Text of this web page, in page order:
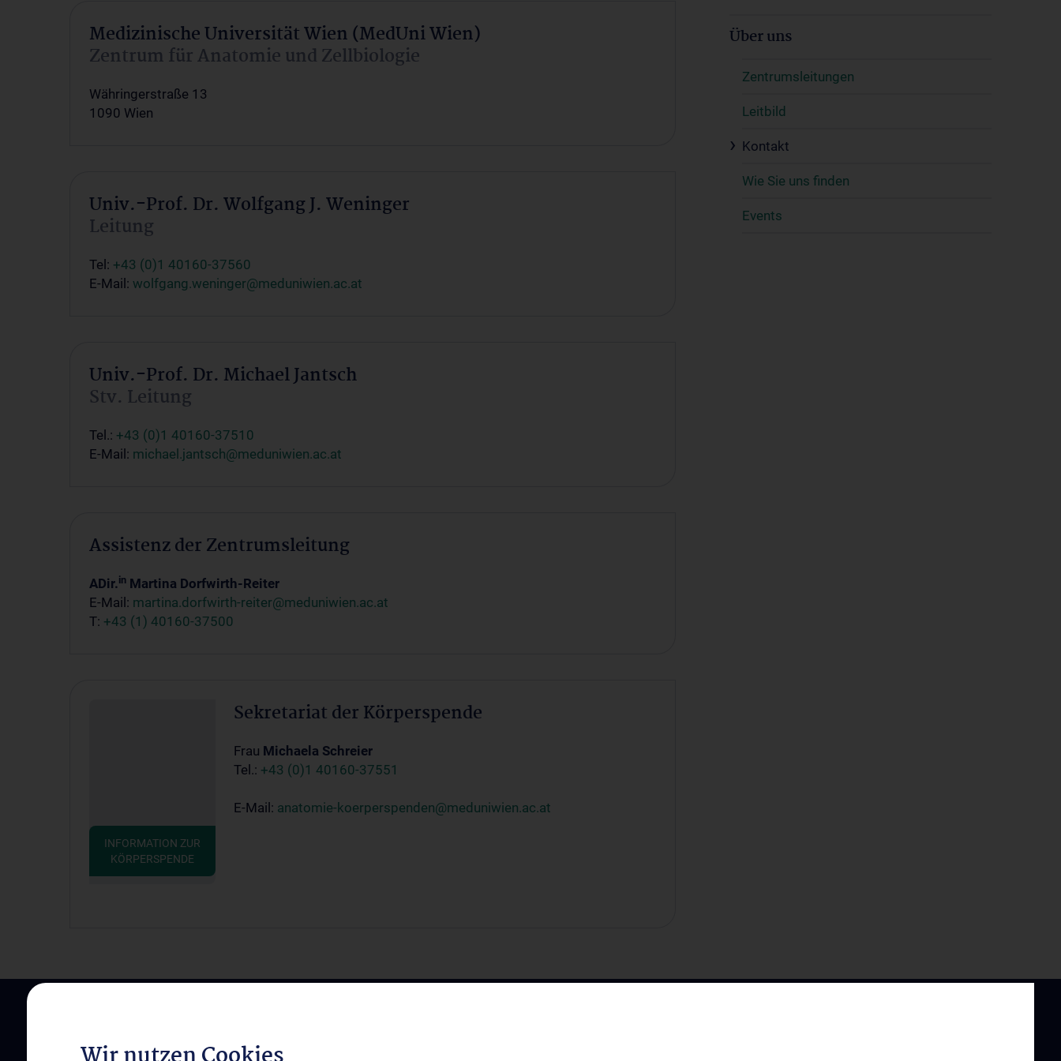
Medizinische Universität Wien (MedUni Wien)
Zentrum für Anatomie und Zellbiologie
Währingerstraße 13
1090 Wien
Univ.-Prof. Dr. Wolfgang J. Weninger
Leitung
Tel: +43 (0)1 40160-37560
E-Mail: wolfgang.weninger@meduniwien.ac.at
Univ.-Prof. Dr. Michael Jantsch
Stv. Leitung
Tel.: +43 (0)1 40160-37510
E-Mail: michael.jantsch@meduniwien.ac.at
Assistenz der Zentrumsleitung
ADir.in Martina Dorfwirth-Reiter
E-Mail: martina.dorfwirth-reiter@meduniwien.ac.at
T: +43 (1) 40160-37500
INFORMATION ZUR
KÖRPERSPENDE
Sekretariat der Körperspende
Frau Michaela Schreier
Tel.: +43 (0)1 40160-37551
E-Mail: anatomie-koerperspenden@meduniwien.ac.at
Über uns
Zentrumsleitungen
Leitbild
Kontakt
Wie Sie uns finden
Events